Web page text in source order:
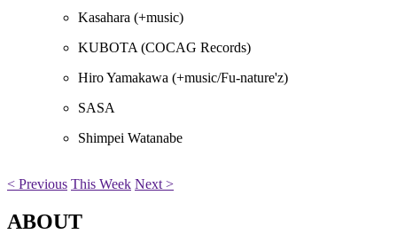
Kasahara (+music)
KUBOTA (COCAG Records)
Hiro Yamakawa (+music/Fu-nature'z)
SASA
Shimpei Watanabe
< Previous This Week Next >
ABOUT